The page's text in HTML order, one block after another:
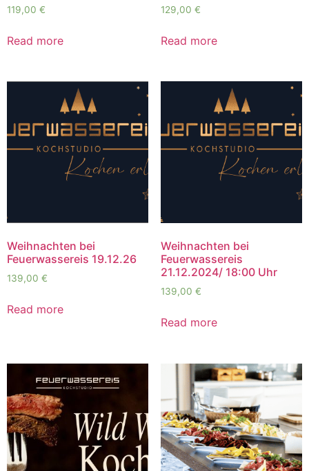
119,00 €
Read more
129,00 €
Read more
Weihnachten bei
Feuerwassereis 19.12.26
139,00 €
Read more
Weihnachten bei
Feuerwassereis
21.12.2024/ 18:00 Uhr
139,00 €
Read more